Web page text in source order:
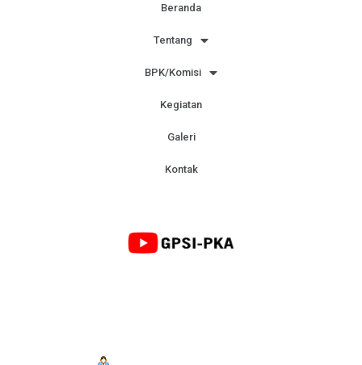
Beranda
Tentang
BPK/Komisi
Kegiatan
Galeri
Kontak